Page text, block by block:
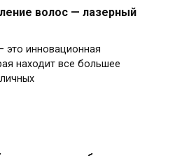
волос — лазерный
это инновационная
находит все большее